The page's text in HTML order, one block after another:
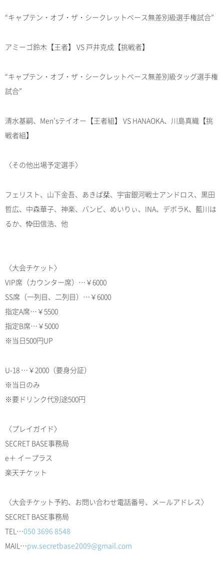
“キャプテン・オブ・ザ・シークレットベース無差別級選手権試合”
アミーゴ鈴木【王者】 VS 戸井克成【挑戦者】
“キャプテン・オブ・ザ・シークレットベース無差別級タッグ選手権
試合”
清水基嗣、Men’sテイオー【王者組】 VS HANAOKA、川島真織【挑
戦者組】
〈その他出場予定選手〉
フェリスト、山下金吾、あきば栞、宇宙銀河戦士アンドロス、黒田
哲広、中森華子、神楽、バンビ、めいりぃ、INA、デボラK、藍川は
るか、忰田信浩、他
〈大会チケット〉
VIP席（カウンター席）…￥6000
SS席（一列目、二列目）…￥6000
指定A席…￥5500
指定B席…￥5000
※当日500円UP
U-18 …￥2000（要身分証）
※当日のみ
※要ドリンク代別途500円
〈プレイガイド〉
SECRET BASE事務局
e＋ イープラス
楽天チケット
〈大会チケット予約、お問い合わせ電話番号、メールアドレス〉
SECRET BASE事務局
TEL…050 3696 8548
MAIL…pw.secretbase2009@gmail.com